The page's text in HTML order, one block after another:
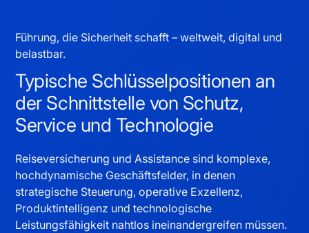
Führung, die Sicherheit schafft – weltweit, digital und
belastbar.
Typische Schlüsselpositionen an
der Schnittstelle von Schutz,
Service und Technologie
Reiseversicherung und Assistance sind komplexe,
hochdynamische Geschäftsfelder, in denen
strategische Steuerung, operative Exzellenz,
Produktintelligenz und technologische
Leistungsfähigkeit nahtlos ineinandergreifen müssen.